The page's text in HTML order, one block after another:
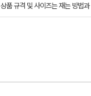
상품 규격 및 사이즈는 재는 방법